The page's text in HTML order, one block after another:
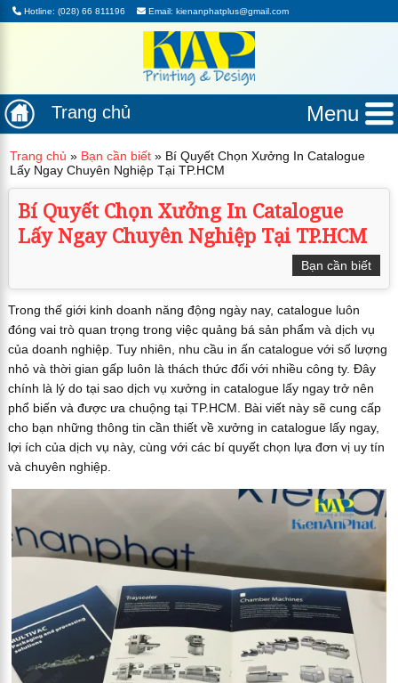
Hotline: (028) 66 811196 Email: kienanphatplus@gmail.com
Trang chủ Menu
Trang chủ » Bạn cần biết» Bí Quyết Chọn Xưởng In Catalogue
Lấy Ngay Chuyên Nghiệp Tại TP.HCM
Bí Quyết Chọn Xưởng In Catalogue
Lấy Ngay Chuyên Nghiệp Tại TP.HCM
Bạn cần biết
Trong thế giới kinh doanh năng động ngày nay, catalogue luôn
đóng vai trò quan trọng trong việc quảng bá sản phẩm và dịch vụ
của doanh nghiệp. Tuy nhiên, nhu cầu in ấn catalogue với số lượng
nhỏ và thời gian gấp luôn là thách thức đối với nhiều công ty. Đây
chính là lý do tại sao dịch vụ xưởng in catalogue lấy ngay trở nên
phổ biến và được ưa chuộng tại TP.HCM. Bài viết này sẽ cung cấp
cho bạn những thông tin cần thiết về xưởng in catalogue lấy ngay,
lợi ích của dịch vụ này, cùng với các bí quyết chọn lựa đơn vị uy tín
và chuyên nghiệp.